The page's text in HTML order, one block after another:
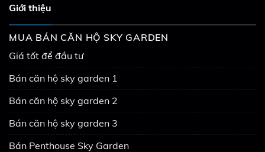
Giới thiệu
MUA BÁN CĂN HỘ SKY GARDEN
Giá tốt để đầu tư
Bán căn hộ sky garden 1
Bán căn hộ sky garden 2
Bán căn hộ sky garden 3
Bán Penthouse Sky Garden